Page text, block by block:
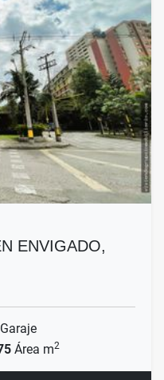
ENVIGADO,
Garaje
Área m2